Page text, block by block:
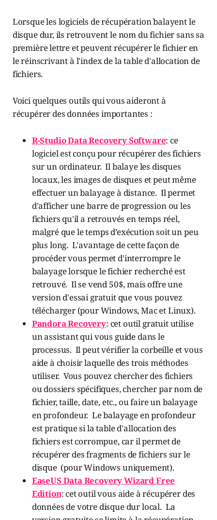
Lorsque les logiciels de récupération balayent le
disque dur, ils retrouvent le nom du fichier sans sa
première lettre et peuvent récupérer le fichier en
le réinscrivant à l'index de la table d'allocation de
fichiers.
Voici quelques outils qui vous aideront à
récupérer des données importantes :
R-Studio Data Recovery Software: ce
logiciel est conçu pour récupérer des fichiers
sur un ordinateur. Il balaye les disques
locaux, les images de disques et peut même
effectuer un balayage à distance. Il permet
d'afficher une barre de progression ou les
fichiers qu'il a retrouvés en temps réel,
malgré que le temps d’exécution soit un peu
plus long. L'avantage de cette façon de
procéder vous permet d'interrompre le
balayage lorsque le fichier recherché est
retrouvé. Il se vend 50$, mais offre une
version d'essai gratuit que vous pouvez
télécharger (pour Windows, Mac et Linux).
Pandora Recovery: cet outil gratuit utilise
un assistant qui vous guide dans le
processus. Il peut vérifier la corbeille et vous
aide à choisir laquelle des trois méthodes
utiliser. Vous pouvez chercher des fichiers
ou dossiers spécifiques, chercher par nom de
fichier, taille, date, etc., ou faire un balayage
en profondeur. Le balayage en profondeur
est pratique si la table d'allocation des
fichiers est corrompue, car il permet de
récupérer des fragments de fichiers sur le
disque (pour Windows uniquement).
EaseUS Data Recovery Wizard Free
Edition: cet outil vous aide à récupérer des
données de votre disque dur local. La